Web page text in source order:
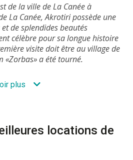
de la ville de La Canée à
La Canée, Akrotiri possède une
de splendides beautés
célèbre pour sa longue histoire
visite doit être au village de
«Zorbas» a été tourné.
plus
locations de